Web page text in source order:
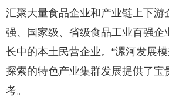
汇聚大量食品企业和产业链上下游
强、国家级、省级食品工业百强企
长中的本土民营企业。“漯河发展
探索的特色产业集群发展提供了宝
考。